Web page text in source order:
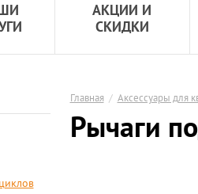
АКЦИИ И
СКИДКИ
Главная / Аксессуары для
Рычаги